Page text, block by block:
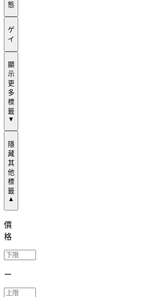
態
ゲ
イ
顯
示
更
多
標
籤
▼
隱
藏
其
他
標
籤
▲
價
格
ー